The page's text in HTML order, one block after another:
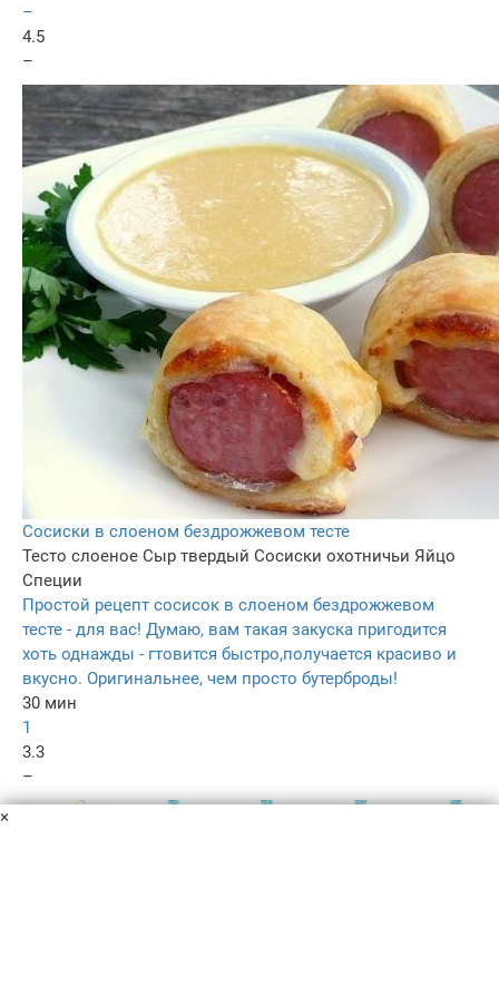
–
4.5
–
Сосиски в слоеном бездрожжевом тесте
Тесто слоеное Сыр твердый Сосиски охотничьи Яйцо
Специи
Простой рецепт сосисок в слоеном бездрожжевом
тесте - для вас! Думаю, вам такая закуска пригодится
хоть однажды - гтовится быстро,получается красиво и
вкусно. Оригинальнее, чем просто бутерброды!
30 мин
1
3.3
–
×